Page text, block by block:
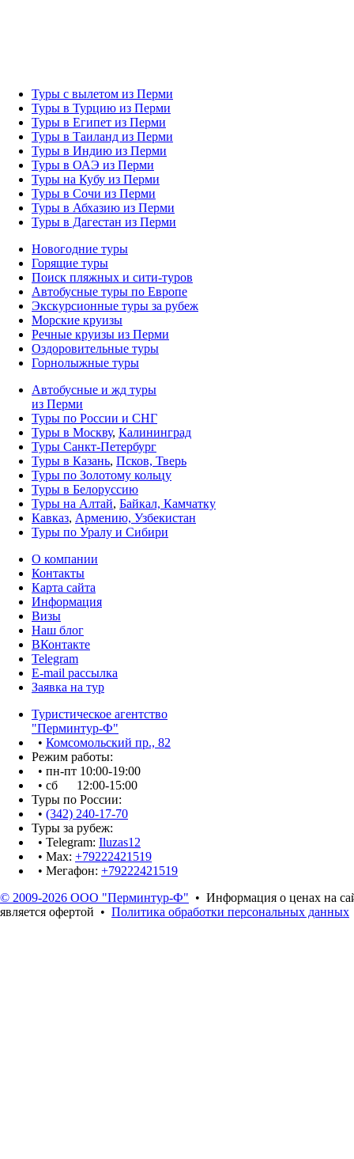
Туры с вылетом из Перми
Туры в Турцию из Перми
Туры в Египет из Перми
Туры в Таиланд из Перми
Туры в Индию из Перми
Туры в ОАЭ из Перми
Туры на Кубу из Перми
Туры в Сочи из Перми
Туры в Абхазию из Перми
Туры в Дагестан из Перми
Новогодние туры
Горящие туры
Поиск пляжных и сити-туров
Автобусные туры по Европе
Экскурсионные туры за рубеж
Морские круизы
Речные круизы из Перми
Оздоровительные туры
Горнолыжные туры
Автобусные и жд туры
из Перми
Туры по России и СНГ
Туры в Москву, Калининград
Туры Санкт-Петербург
Туры в Казань, Псков, Тверь
Туры по Золотому кольцу
Туры в Белоруссию
Туры на Алтай, Байкал, Камчатку
Кавказ, Армению, Узбекистан
Туры по Уралу и Сибири
О компании
Контакты
Карта сайта
Информация
Визы
Наш блог
ВКонтакте
Telegram
E-mail рассылка
Заявка на тур
Туристическое агентство
"Перминтур-Ф"
• Комсомольский пр., 82
Режим работы:
• пн-пт 10:00-19:00
• сб 12:00-15:00
Туры по России:
• (342) 240-17-70
Туры за рубеж:
• Telegram: Iluzas12
• Max: +79222421519
• Мегафон: +79222421519
© 2009-2026 ООО "Перминтур-Ф" • Информация о ценах на
является офертой • Политика обработки персональных данных